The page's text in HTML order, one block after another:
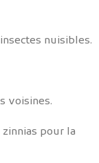
nuisibles.
voisines.
pour la